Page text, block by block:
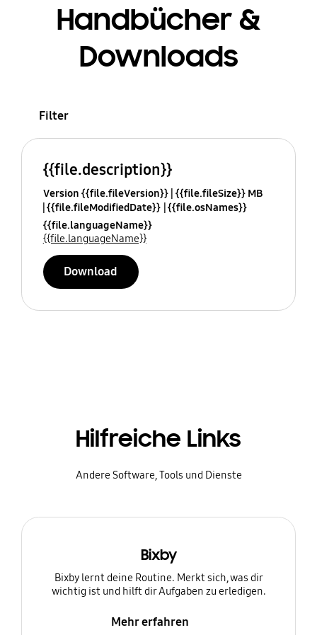
Handbücher &
Downloads
Filter
{{file.description}}
Version {{file.fileVersion}} {{file.fileSize}} MB
{{file.fileModifiedDate}} {{file.osNames}}
{{file.languageName}}
{{file.languageName}}
Download
Hilfreiche Links
Andere Software, Tools und Dienste
Bixby
Bixby lernt deine Routine. Merkt sich, was dir
wichtig ist und hilft dir Aufgaben zu erledigen.
Mehr erfahren